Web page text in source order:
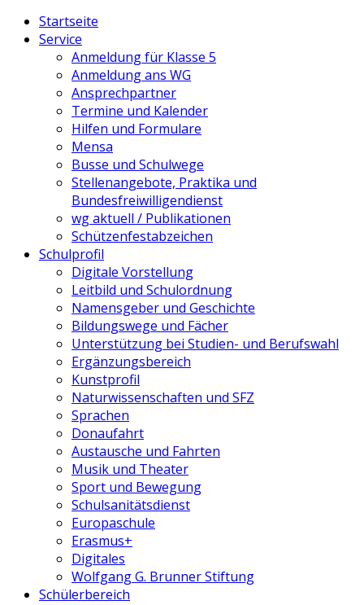
Startseite
Service
Anmeldung für Klasse 5
Anmeldung ans WG
Ansprechpartner
Termine und Kalender
Hilfen und Formulare
Mensa
Busse und Schulwege
Stellenangebote, Praktika und
Bundesfreiwilligendienst
wg aktuell / Publikationen
Schützenfestabzeichen
Schulprofil
Digitale Vorstellung
Leitbild und Schulordnung
Namensgeber und Geschichte
Bildungswege und Fächer
Unterstützung bei Studien- und Berufswahl
Ergänzungsbereich
Kunstprofil
Naturwissenschaften und SFZ
Sprachen
Donaufahrt
Austausche und Fahrten
Musik und Theater
Sport und Bewegung
Schulsanitätsdienst
Europaschule
Erasmus+
Digitales
Wolfgang G. Brunner Stiftung
Schülerbereich